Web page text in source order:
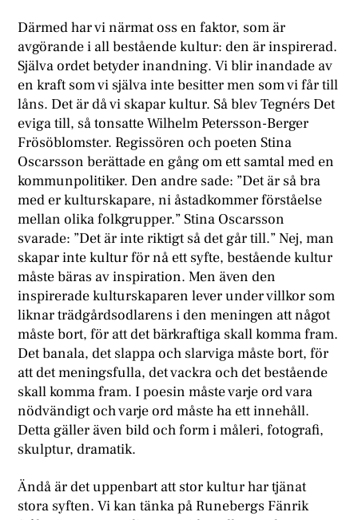
Därmed har vi närmat oss en faktor, som är
avgörande i all bestående kultur: den är inspirerad.
Själva ordet betyder inandning. Vi blir inandade av
en kraft som vi själva inte besitter men som vi får till
låns. Det är då vi skapar kultur. Så blev Tegnérs Det
eviga till, så tonsatte Wilhelm Petersson-Berger
Frösöblomster. Regissören och poeten Stina
Oscarsson berättade en gång om ett samtal med en
kommunpolitiker. Den andre sade: ”Det är så bra
med er kulturskapare, ni åstadkommer förståelse
mellan olika folkgrupper.” Stina Oscarsson
svarade: ”Det är inte riktigt så det går till.” Nej, man
skapar inte kultur för nå ett syfte, bestående kultur
måste bäras av inspiration. Men även den
inspirerade kulturskaparen lever under villkor som
liknar trädgårdsodlarens i den meningen att något
måste bort, för att det bärkraftiga skall komma fram.
Det banala, det slappa och slarviga måste bort, för
att det meningsfulla, det vackra och det bestående
skall komma fram. I poesin måste varje ord vara
nödvändigt och varje ord måste ha ett innehåll.
Detta gäller även bild och form i måleri, fotografi,
skulptur, dramatik.
Ändå är det uppenbart att stor kultur har tjänat
stora syften. Vi kan tänka på Runebergs Fänrik